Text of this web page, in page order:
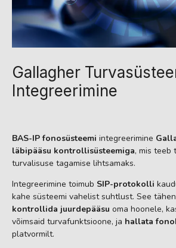
Gallagher
Integreerimine
BAS-IP fonosüsteemi integreerimine
läbipääsu kontrollisüsteemiga, mis teeb
turvalisuse tagamise lihtsamaks.
Integreerimine toimub SIP-protokolli
kahe süsteemi vahelist suhtlust. See
kontrollida juurdepääsu oma hoonele,
võimsaid turvafunktsioone, ja hallata
platvormilt.